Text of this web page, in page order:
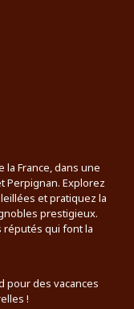
France, dans une
Perpignan. Explorez
et pratiquez la
prestigieux.
réputés qui font la
pour des vacances
!